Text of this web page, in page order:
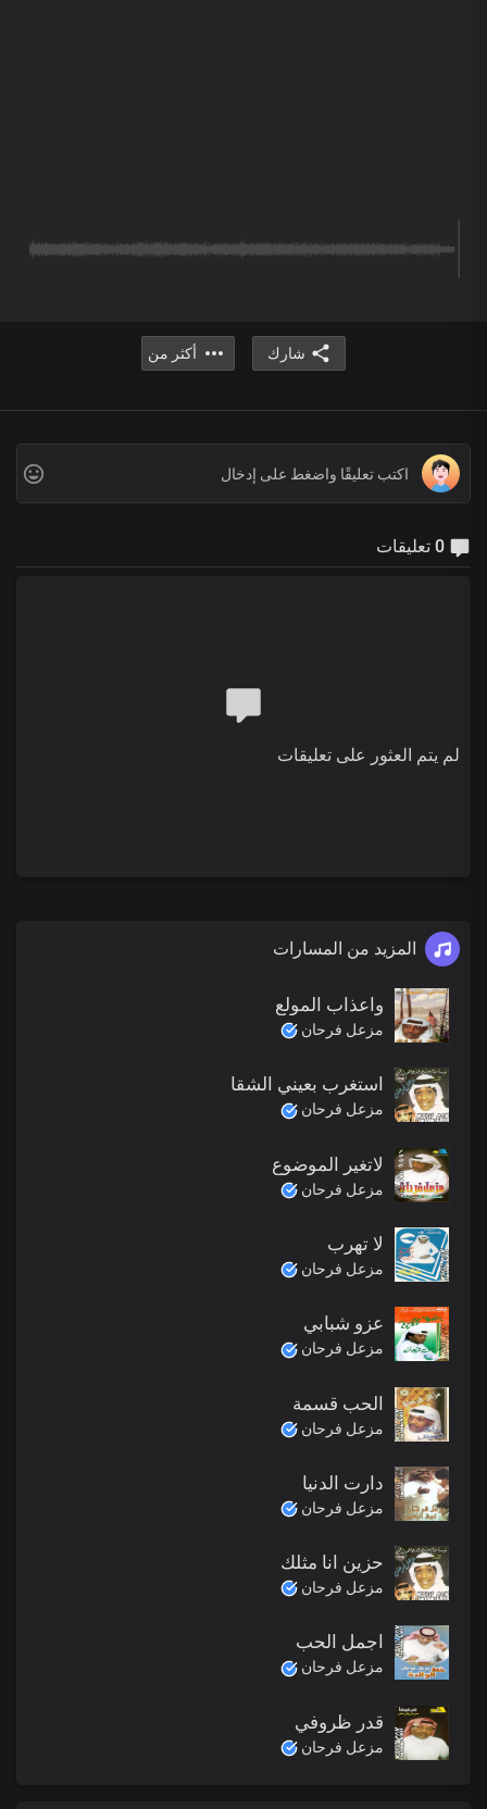
شارك أكثر من
لم يتم العثور على تعليقات
المزيد من المسارات
واعذاب المولع
مزعل فرحان
استغرب بعيني الشقا
مزعل فرحان
لاتغير الموضوع
مزعل فرحان
لا تهرب
مزعل فرحان
عزو شبابي
مزعل فرحان
الحب قسمة
مزعل فرحان
دارت الدنيا
مزعل فرحان
حزين انا مثلك
مزعل فرحان
اجمل الحب
مزعل فرحان
قدر ظروفي
مزعل فرحان